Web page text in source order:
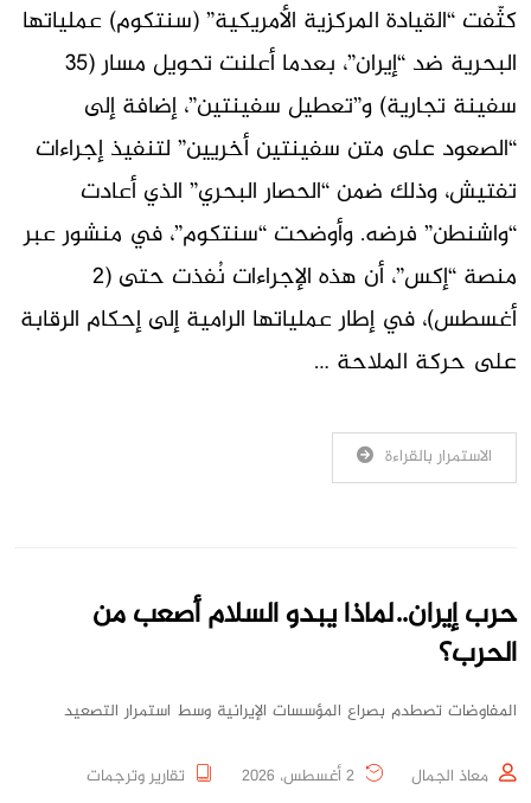
كثّفت “القيادة المركزية الأمريكية” (سنتكوم) عملياتها
البحرية ضد “إيران”، بعدما أعلنت تحويل مسار (35
سفينة تجارية) و”تعطيل سفينتين”، إضافة إلى
“الصعود على متن سفينتين أخريين” لتنفيذ إجراءات
تفتيش، وذلك ضمن “الحصار البحري” الذي أعادت
“واشنطن” فرضه. وأوضحت “سنتكوم”، في منشور عبر
منصة “إكس”، أن هذه الإجراءات نُفذت حتى (2
أغسطس)، في إطار عملياتها الرامية إلى إحكام الرقابة
على حركة الملاحة …
الاستمرار بالقراءة
حرب إيران..لماذا يبدو السلام أصعب من
الحرب؟
المفاوضات تصطدم بصراع المؤسسات الإيرانية وسط استمرار التصعيد
معاذ الجمال
تقارير وترجمات